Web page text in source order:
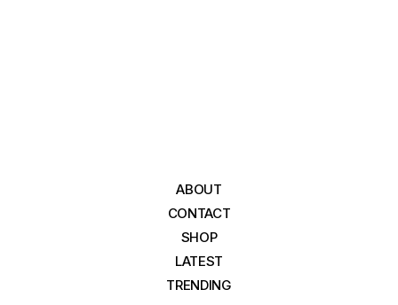
ABOUT
CONTACT
SHOP
LATEST
TRENDING